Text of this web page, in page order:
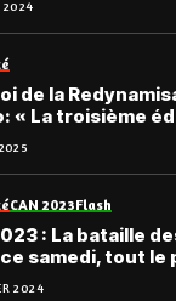
2024
de la
« La troisième
CAN 2023Flash
: La bataille
samedi, tout le
2024